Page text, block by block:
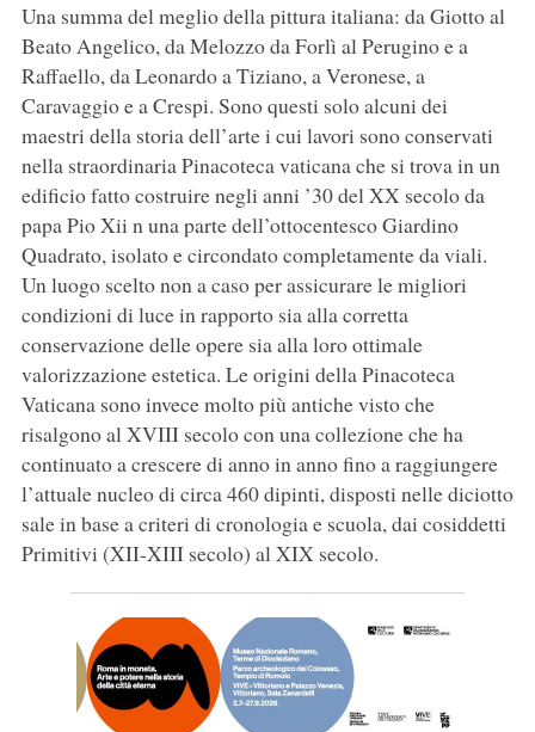
Una summa del meglio della pittura italiana: da Giotto al
Beato Angelico, da Melozzo da Forlì al Perugino e a
Raffaello, da Leonardo a Tiziano, a Veronese, a
Caravaggio e a Crespi. Sono questi solo alcuni dei
maestri della storia dell’arte i cui lavori sono conservati
nella straordinaria Pinacoteca vaticana che si trova in un
edificio fatto costruire negli anni ’30 del XX secolo da
papa Pio Xii n una parte dell’ottocentesco Giardino
Quadrato, isolato e circondato completamente da viali.
Un luogo scelto non a caso per assicurare le migliori
condizioni di luce in rapporto sia alla corretta
conservazione delle opere sia alla loro ottimale
valorizzazione estetica. Le origini della Pinacoteca
Vaticana sono invece molto più antiche visto che
risalgono al XVIII secolo con una collezione che ha
continuato a crescere di anno in anno fino a raggiungere
l’attuale nucleo di circa 460 dipinti, disposti nelle diciotto
sale in base a criteri di cronologia e scuola, dai cosiddetti
Primitivi (XII-XIII secolo) al XIX secolo.